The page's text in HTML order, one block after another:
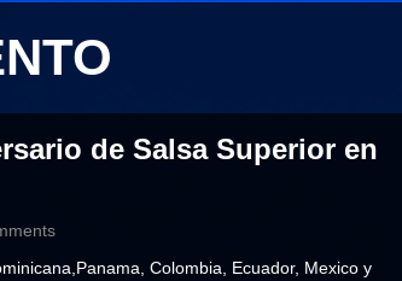
de Salsa Superior en
Colombia, Ecuador, Mexico y